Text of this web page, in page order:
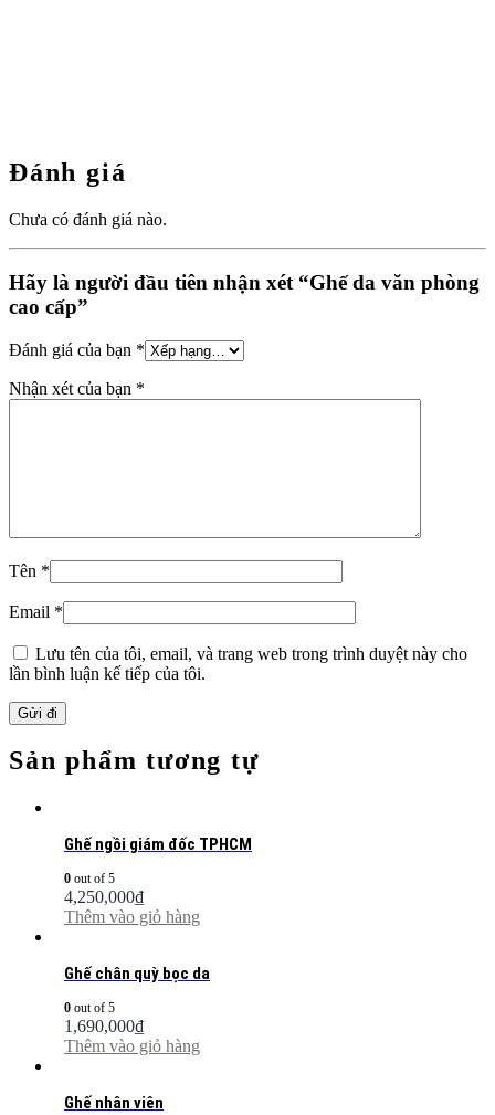
Đánh giá
Chưa có đánh giá nào.
Hãy là người đầu tiên nhận xét “Ghế da văn phòng
cao cấp”
Đánh giá của bạn *
Nhận xét của bạn *
Tên *
Email *
Lưu tên của tôi, email, và trang web trong trình duyệt này cho
lần bình luận kế tiếp của tôi.
Sản phẩm tương tự
Ghế ngồi giám đốc TPHCM
0 out of 5
4,250,000₫
Thêm vào giỏ hàng
Ghế chân quỳ bọc da
0 out of 5
1,690,000₫
Thêm vào giỏ hàng
Ghế nhân viên